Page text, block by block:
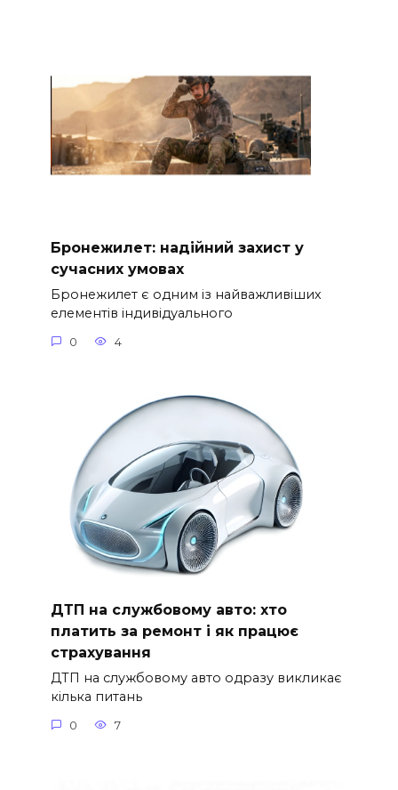
Бронежилет: надійний захист у
сучасних умовах
Бронежилет є одним із найважливіших
елементів індивідуального
0 4
ДТП на службовому авто: хто
платить за ремонт і як працює
страхування
ДТП на службовому авто одразу викликає
кілька питань
0 7